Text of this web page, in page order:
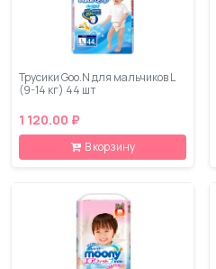
Трусики Goo.N для мальчиков L
(9-14 кг) 44 шт
1 120.00 ₽
В корзину